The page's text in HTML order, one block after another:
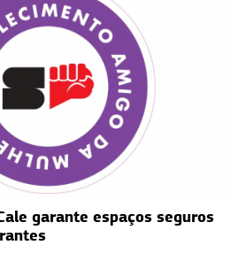
garante espaços seguros